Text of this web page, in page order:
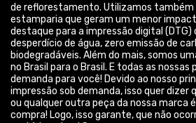
de reflorestamento. Utilizamos também
estamparia que geram um menor
destaque para a impressão digital (DTG)
desperdício de água, zero emissão de
biodegradáveis. Além do mais, somos
no Brasil para o Brasil. E todas as
demanda para você! Devido ao nosso
impressão sob demanda, isso quer dizer
ou qualquer outra peça da nossa marca
compra! Logo, isso garante, que não